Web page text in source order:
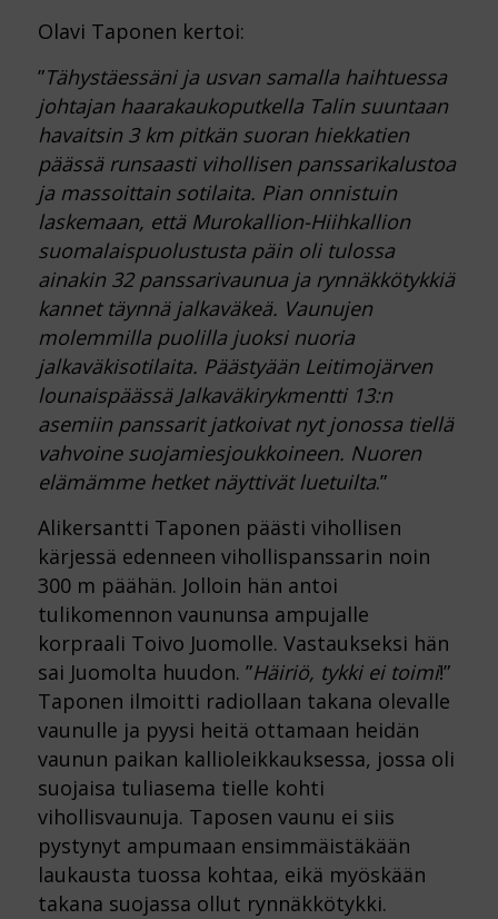
Olavi Taponen kertoi:
”Tähystäessäni ja usvan samalla haihtuessa
johtajan haarakaukoputkella Talin suuntaan
havaitsin 3 km pitkän suoran hiekkatien
päässä runsaasti vihollisen panssarikalustoa
ja massoittain sotilaita. Pian onnistuin
laskemaan, että Murokallion-Hiihkallion
suomalaispuolustusta päin oli tulossa
ainakin 32 panssarivaunua ja rynnäkkötykkiä
kannet täynnä jalkaväkeä. Vaunujen
molemmilla puolilla juoksi nuoria
jalkaväkisotilaita. Päästyään Leitimojärven
lounaispäässä Jalkaväkirykmentti 13:n
asemiin panssarit jatkoivat nyt jonossa tiellä
vahvoine suojamiesjoukkoineen. Nuoren
elämämme hetket näyttivät luetuilta.”
Alikersantti Taponen päästi vihollisen
kärjessä edenneen vihollispanssarin noin
300 m päähän. Jolloin hän antoi
tulikomennon vaununsa ampujalle
korpraali Toivo Juomolle. Vastaukseksi hän
sai Juomolta huudon. ”Häiriö, tykki ei toimi!”
Taponen ilmoitti radiollaan takana olevalle
vaunulle ja pyysi heitä ottamaan heidän
vaunun paikan kallioleikkauksessa, jossa oli
suojaisa tuliasema tielle kohti
vihollisvaunuja. Taposen vaunu ei siis
pystynyt ampumaan ensimmäistäkään
laukausta tuossa kohtaa, eikä myöskään
takana suojassa ollut rynnäkkötykki.